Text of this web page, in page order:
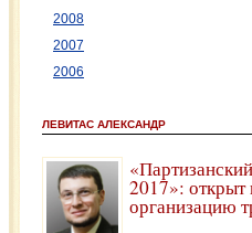
2008
2007
2006
ЛЕВИТАС АЛЕКСАНДР
2017»: открыт
организацию